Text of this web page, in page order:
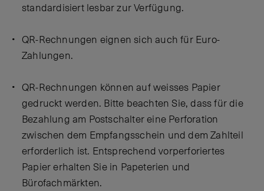
standardisiert lesbar zur Verfügung.
QR-Rechnungen eignen sich auch für Euro-
Zahlungen.
QR-Rechnungen können auf weisses Papier
gedruckt werden. Bitte beachten Sie, dass für die
Bezahlung am Postschalter eine Perforation
zwischen dem Empfangsschein und dem Zahlteil
erforderlich ist. Entsprechend vorperforiertes
Papier erhalten Sie in Papeterien und
Bürofachmärkten.